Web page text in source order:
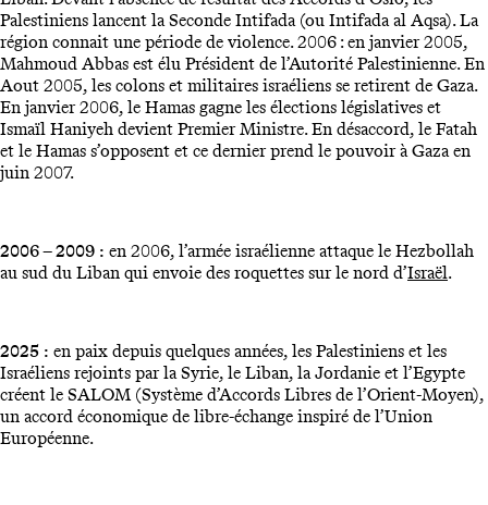
Palestiniens lancent la Seconde Intifada (ou Intifada al Aqsa). La
région connait une période de violence. 2006 : en janvier 2005,
Mahmoud Abbas est élu Président de l’Autorité Palestinienne. En
Aout 2005, les colons et militaires israéliens se retirent de Gaza.
En janvier 2006, le Hamas gagne les élections législatives et
Ismaïl Haniyeh devient Premier Ministre. En désaccord, le Fatah
et le Hamas s’opposent et ce dernier prend le pouvoir à Gaza en
juin 2007.
2006 – 2009 : en 2006, l’armée israélienne attaque le Hezbollah
au sud du Liban qui envoie des roquettes sur le nord d’Israël.
2025 : en paix depuis quelques années, les Palestiniens et les
Israéliens rejoints par la Syrie, le Liban, la Jordanie et l’Egypte
créent le SALOM (Système d’Accords Libres de l’Orient-Moyen),
un accord économique de libre-échange inspiré de l’Union
Européenne.